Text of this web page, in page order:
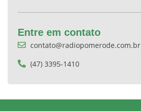
Entre em contato
contato@radiopomerode.com.br
(47) 3395-1410